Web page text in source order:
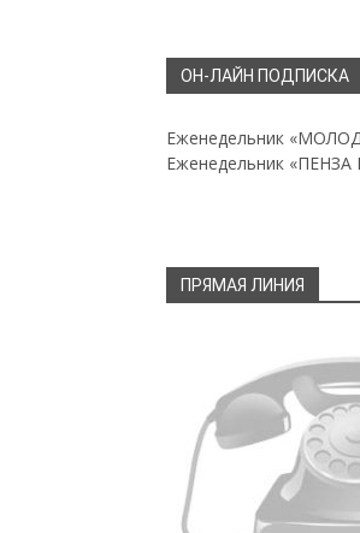
ОН-ЛАЙН ПОДПИСКА
Еженедельник
Еженедельник
ПРЯМАЯ ЛИНИЯ